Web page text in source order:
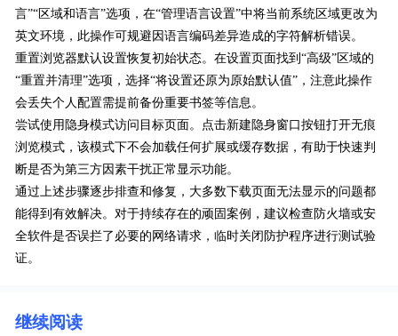
言”“区域和语言”选项，在“管理语言设置”中将当前系统区域更改为
英文环境，此操作可规避因语言编码差异造成的字符解析错误。
重置浏览器默认设置恢复初始状态。在设置页面找到“高级”区域的
“重置并清理”选项，选择“将设置还原为原始默认值”，注意此操作
会丢失个人配置需提前备份重要书签等信息。
尝试使用隐身模式访问目标页面。点击新建隐身窗口按钮打开无痕
浏览模式，该模式下不会加载任何扩展或缓存数据，有助于快速判
断是否为第三方因素干扰正常显示功能。
通过上述步骤逐步排查和修复，大多数下载页面无法显示的问题都
能得到有效解决。对于持续存在的顽固案例，建议检查防火墙或安
全软件是否误拦了必要的网络请求，临时关闭防护程序进行测试验
证。
继续阅读